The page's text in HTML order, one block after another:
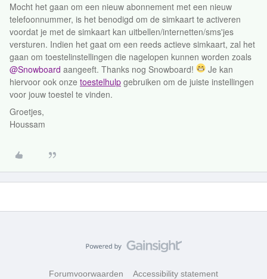
Mocht het gaan om een nieuw abonnement met een nieuw
telefoonnummer, is het benodigd om de simkaart te activeren
voordat je met de simkaart kan uitbellen/internetten/sms'jes
versturen. Indien het gaat om een reeds actieve simkaart, zal het
gaan om toestelinstellingen die nagelopen kunnen worden zoals
@Snowboard aangeeft. Thanks nog Snowboard!
Je kan
hiervoor ook onze toestelhulp gebruiken om de juiste instellingen
voor jouw toestel te vinden.
Groetjes,
Houssam
Forumvoorwaarden Accessibility statement